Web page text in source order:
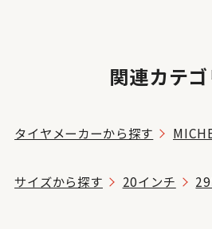
関連カテ
タイヤメーカーから探す
サイズから探す 20インチ